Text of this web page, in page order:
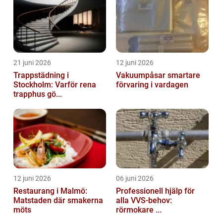
21 juni 2026
Trappstädning i
Stockholm: Varför rena
trapphus gö...
12 juni 2026
Vakuumpåsar smartare
förvaring i vardagen
12 juni 2026
Restaurang i Malmö:
Matstaden där smakerna
möts
06 juni 2026
Professionell hjälp för
alla VVS-behov:
rörmokare ...